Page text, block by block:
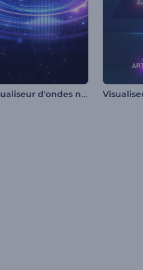
Visualiseur d'ondes néon